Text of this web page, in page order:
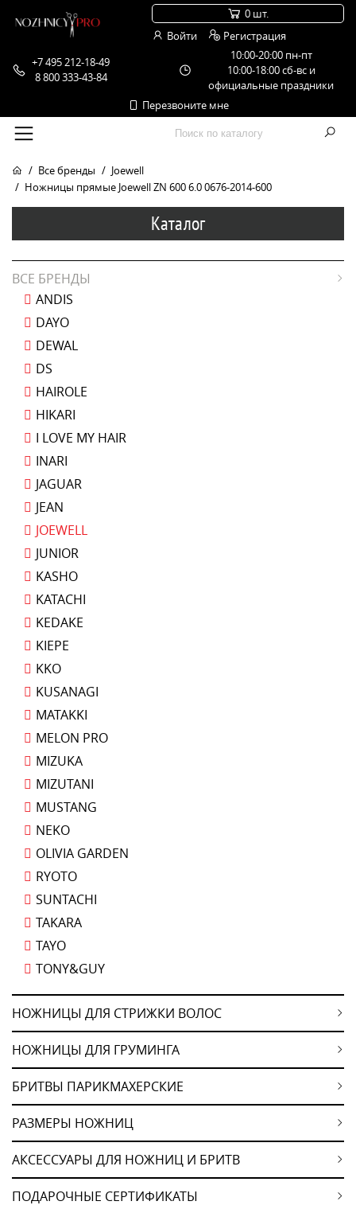
+7 495 212-18-49
8 800 333-43-84
10:00-20:00 пн-пт
10:00-18:00 сб-вс и
официальные праздники
Перезвоните мне
0 шт.
Войти
Регистрация
Все бренды
Joewell
Ножницы прямые Joewell ZN 600 6.0 0676-2014-600
Каталог
ВСЕ БРЕНДЫ
ANDIS
DAYO
DEWAL
DS
HAIROLE
HIKARI
I LOVE MY HAIR
INARI
JAGUAR
JEAN
JOEWELL
JUNIOR
KASHO
KATACHI
KEDAKE
KIEPE
KKO
KUSANAGI
MATAKKI
MELON PRO
MIZUKA
MIZUTANI
MUSTANG
NEKO
OLIVIA GARDEN
RYOTO
SUNTACHI
TAKARA
TAYO
TONY&GUY
НОЖНИЦЫ ДЛЯ СТРИЖКИ ВОЛОС
НОЖНИЦЫ ДЛЯ ГРУМИНГА
БРИТВЫ ПАРИКМАХЕРСКИЕ
РАЗМЕРЫ НОЖНИЦ
АКСЕССУАРЫ ДЛЯ НОЖНИЦ И БРИТВ
ПОДАРОЧНЫЕ СЕРТИФИКАТЫ